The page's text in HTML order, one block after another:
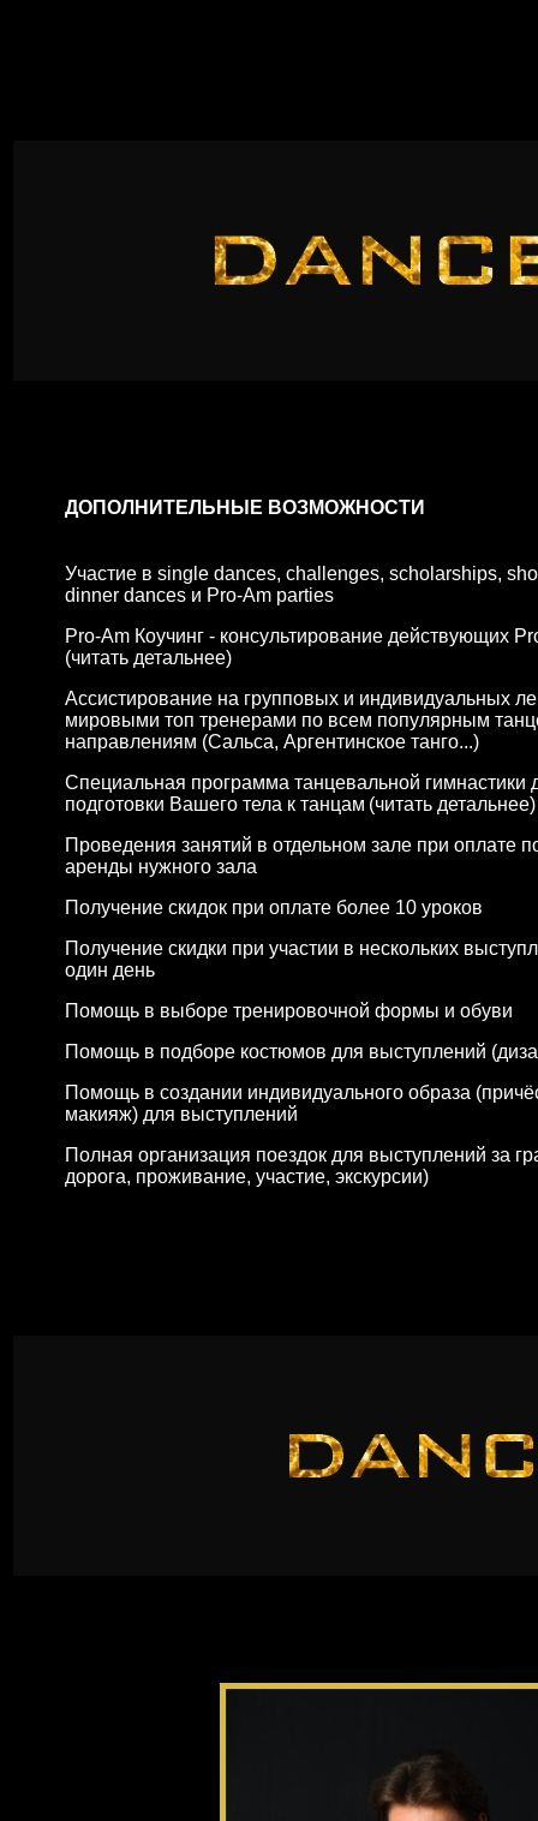
ДОПОЛНИТЕЛЬНЫЕ ВОЗМОЖНОСТИ
Участие в single dances, challenges, scholarships,
dinner dances и Pro-Am parties
Pro-Am Коучинг - консультирование действующих
(читать детальнее)
Ассистирование на групповых и индивидуальных
мировыми топ тренерами по всем популярным
направлениям (Сальса, Аргентинское танго...)
Специальная программа танцевальной гимнастики
подготовки Вашего тела к танцам (читать детальнее)
Проведения занятий в отдельном зале при оплате
аренды нужного зала
Получение скидок при оплате более 10 уроков
Получение скидки при участии в нескольких
один день
Помощь в выборе тренировочной формы и обуви
Помощь в подборе костюмов для выступлений
Помощь в создании индивидуального образа
макияж) для выступлений
Полная организация поездок для выступлений за
дорога, проживание, участие, экскурсии)